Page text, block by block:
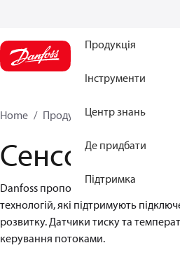
Продукція
Інструменти
Центр знань
Де придбати
Підтримка
Home Продукція Сенсорні
Сенсорні
Danfoss пропонує широкий
технологій, які підтримують
розвитку. Датчики тиску та
керування потоками.